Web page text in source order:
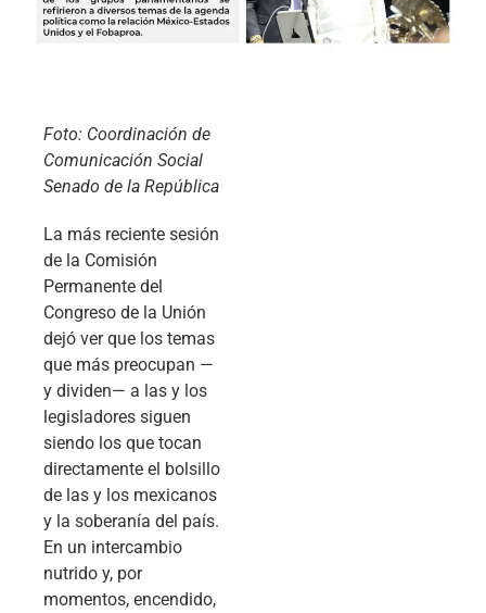
Foto: Coordinación de
Comunicación Social
Senado de la República
La más reciente sesión
de la Comisión
Permanente del
Congreso de la Unión
dejó ver que los temas
que más preocupan —
y dividen— a las y los
legisladores siguen
siendo los que tocan
directamente el bolsillo
de las y los mexicanos
y la soberanía del país.
En un intercambio
nutrido y, por
momentos, encendido,